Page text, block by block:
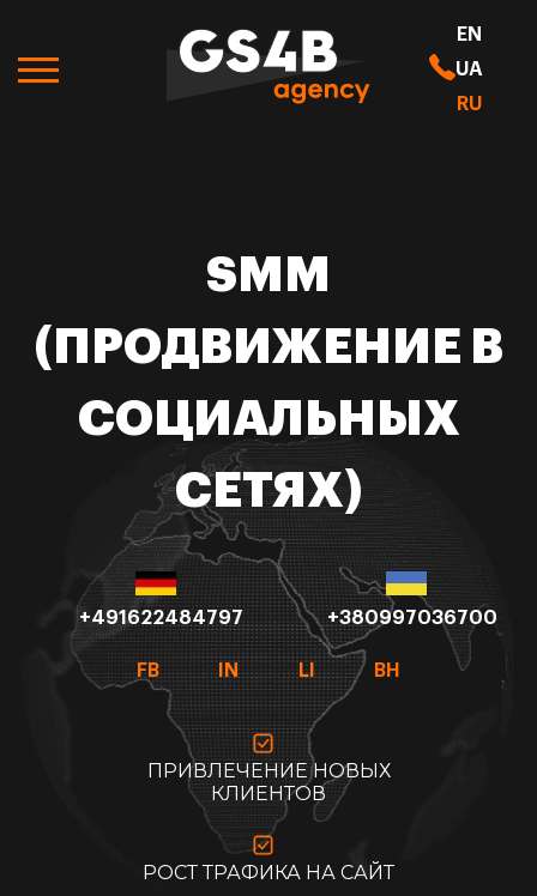
EN
UA
RU
SMM
(ПРОДВИЖЕНИЕ В
СОЦИАЛЬНЫХ
СЕТЯХ)
+491622484797 +380997036700
FB IN LI BH
ПРИВЛЕЧЕНИЕ НОВЫХ
КЛИЕНТОВ
РОСТ ТРАФИКА НА САЙТ